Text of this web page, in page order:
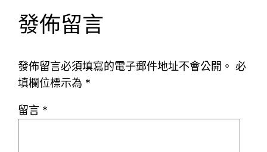
發佈留言
發佈留言必須填寫的電子郵件地址不會公開。 必
填欄位標示為 *
留言 *